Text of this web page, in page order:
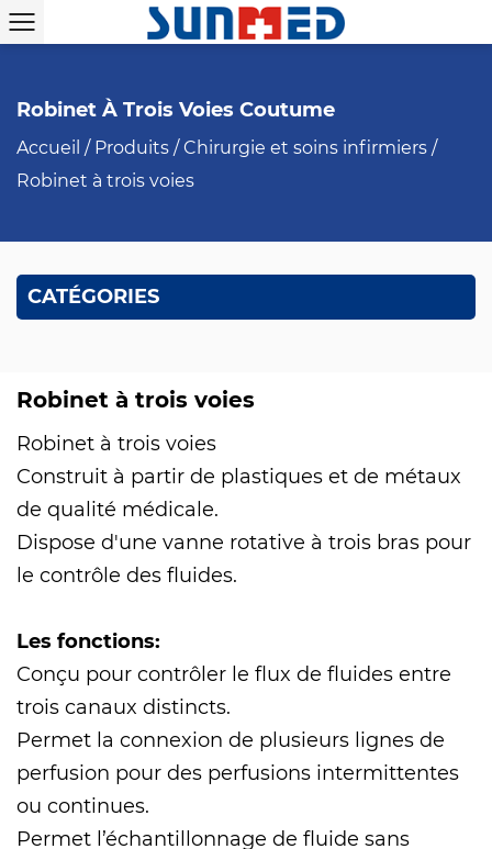
Robinet À Trois Voies Coutume
Accueil / Produits /Chirurgie et soins infirmiers /
Robinet à trois voies
CATÉGORIES
Robinet à trois voies
Robinet à trois voies
Construit à partir de plastiques et de métaux
de qualité médicale.
Dispose d'une vanne rotative à trois bras pour
le contrôle des fluides.
Les fonctions:
Conçu pour contrôler le flux de fluides entre
trois canaux distincts.
Permet la connexion de plusieurs lignes de
perfusion pour des perfusions intermittentes
ou continues.
Permet l’échantillonnage de fluide sans